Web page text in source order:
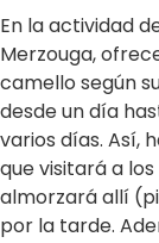
En la actividad
Merzouga,
camello según
desde un día
varios días. Así,
que visitará a
almorzará allí
por la tarde.